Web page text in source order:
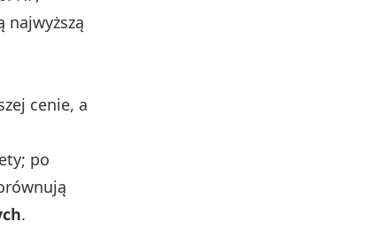
najwyższą
cenie, a
po
.